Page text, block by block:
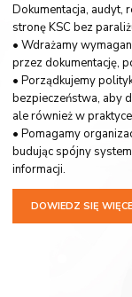
Dokumentacja, audyt,
stronę KSC bez
• Wdrażamy
przez dokumentację,
• Porządkujemy
bezpieczeństwa, aby
ale również w
• Pomagamy
budując spójny
informacji.
DOWIEDZ SIĘ